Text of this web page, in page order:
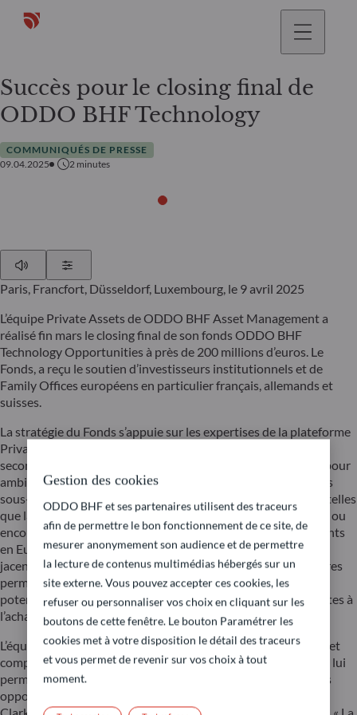
Succès pour le closing final de
ODDO BHF Technology
COMMUNIQUÉS DE PRESSE
09.04.2025
2 minutes
Paris, Francfort, Düsseldorf, Luxembourg, le 9 avril 2025
L’équipe Private Assets de ODDO BHF Asset Management a
réalisé fin mars le closing final de son fonds ODDO BHF
Technology Opportunities à près de 200 millions d’euros. Le
Fonds, a reçu le soutien d’investisseurs institutionnels et de
Family Offices européens en particulier français, allemands et
suisses.
La stratégie du Fonds s’appuie sur les expertises de la plateforme
Private Assets : investissements primaires, transactions
secondaires et opérations de co-investissement. Le Fonds a pour
ambition de construire un portefeuille de fonds et de sociétés
sous-jacentes répartis sur un large éventail de technologies, telles
que la cybersécurité, la santé digitale, l’intelligence artificielle ou
encore la fintech. Il a déjà effectué ses premiers investissements
en Europe, aux Etats-Unis et en Asie dans des sociétés sous-
jacentes. L’expertise de l’équipe en investissements secondaires
permet de capitaliser sur des conditions de marché
potentiellement attractives en bénéficiant de possibles décotes à
l’achat.
L’équipe Private Assets, qui a plus de 20 années d’expérience et
compte plus de 50 personnes, dispose d’un réseau important lui
permettant de sourcer ce qu’elle considère être les meilleures
opportunités d’investissement à travers le monde. Richard
Gestion des cookies
ODDO BHF et ses partenaires utilisent des traceurs
afin de permettre le bon fonctionnement de ce site, de
mesurer anonymement son audience et de permettre
la lecture de contenus multimédias hébergés sur un
site externe. Vous pouvez accepter ces cookies, les
refuser ou personnaliser vos choix en cliquant sur les
boutons de cette fenêtre. Le bouton Paramétrer les
cookies met à votre disposition le détail des traceurs
et vous permet de revenir sur vos choix à tout
moment.